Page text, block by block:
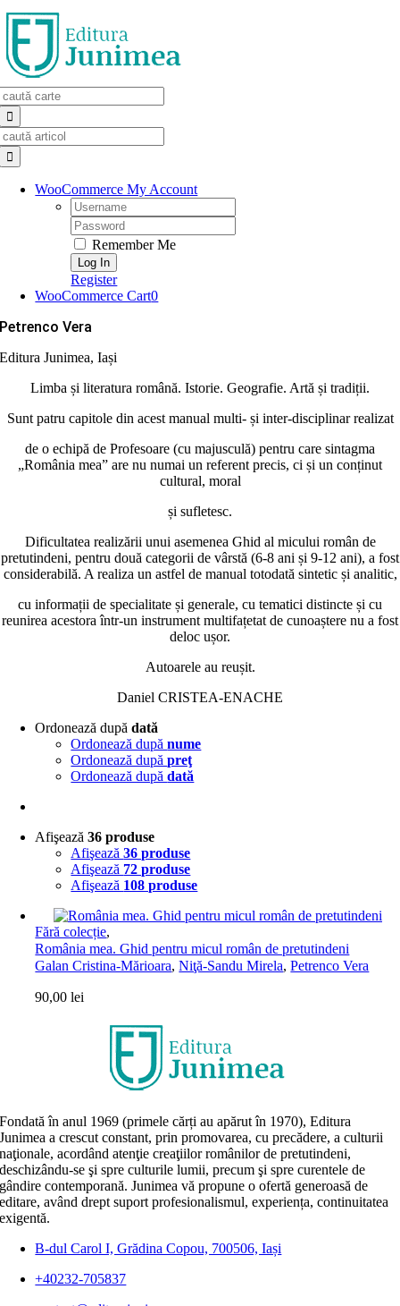
Skip
to
content
WooCommerce My Account
Username:
Password:
Remember Me
Register
WooCommerce Cart0
Petrenco Vera
Editura Junimea, Iași
Limba și literatura română. Istorie. Geografie. Artă și tradiții.
Sunt patru capitole din acest manual multi- și inter-disciplinar realizat
de o echipă de Profesoare (cu majusculă) pentru care sintagma
„România mea” are nu numai un referent precis, ci și un conținut
cultural, moral
și sufletesc.
Dificultatea realizării unui asemenea Ghid al micului român de
pretutindeni, pentru două categorii de vârstă (6-8 ani și 9-12 ani), a fost
considerabilă. A realiza un astfel de manual totodată sintetic și analitic,
cu informații de specialitate și generale, cu tematici distincte și cu
reunirea acestora într-un instrument multifațetat de cunoaștere nu a fost
deloc ușor.
Autoarele au reușit.
Daniel CRISTEA-ENACHE
Ordonează dupădată
Ordonează dupănume
Ordonează dupăpreţ
Ordonează dupădată
Afişează36 produse
Afişează36 produse
Afişează 72 produse
Afişează 108 produse
Fără colecție,
România mea. Ghid pentru micul român de pretutindeni
Galan Cristina-Mărioara,Niţă-Sandu Mirela,Petrenco Vera
90,00lei
Fondată în anul 1969 (primele cărți au apărut în 1970), Editura
Junimea a crescut constant, prin promovarea, cu precădere, a culturii
naţionale, acordând atenţie creaţiilor românilor de pretutindeni,
deschizându-se şi spre culturile lumii, precum şi spre curentele de
gândire contemporană. Junimea vă propune o ofertă generoasă de
editare, având drept suport profesionalismul, experiența, continuitatea
exigentă.
B-dul Carol I, Grădina Copou, 700506, Iași
+40232-705837